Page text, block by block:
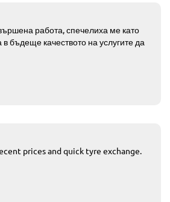
работа, спечелиха ме като
бъдеще качеството на услугите да
prices and quick tyre exchange.